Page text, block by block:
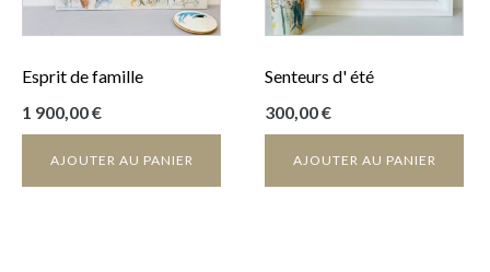
Esprit de famille
1 900,00€
AJOUTER AU PANIER
Senteurs d' été
300,00€
AJOUTER AU PANIER